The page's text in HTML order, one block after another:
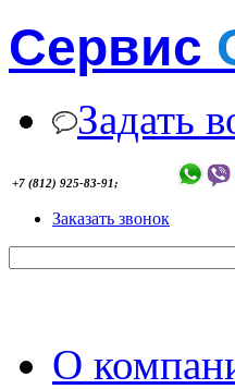
Сервис
Задать
+7 (812) 925-83-91;
Заказать звонок
О